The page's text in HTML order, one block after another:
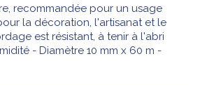
recommandée pour un usage
la décoration, l'artisanat et le
est résistant, à tenir à l'abri
- Diamètre 10 mm x 60 m -